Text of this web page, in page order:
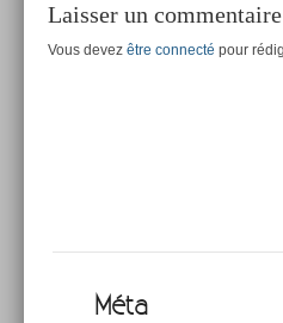
Laisser un commentaire
Vous devez être connecté pour
Méta